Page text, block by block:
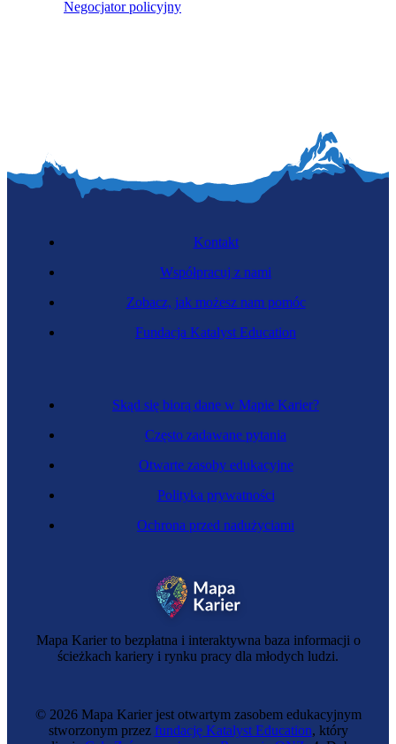
Negocjator policyjny
Mapa Karier to bezpłatna i interaktywna baza informacji o
ścieżkach kariery i rynku pracy dla młodych ludzi.
Skąd się biorą dane w Mapie Karier?
Często zadawane pytania
Otwarte zasoby edukacyjne
Polityka prywatności
Ochrona przed nadużyciami
Kontakt
Współpracuj z nami
Zobacz, jak możesz nam pomóc
Fundacja Katalyst Education
© 2026 Mapa Karier jest otwartym zasobem edukacyjnym
stworzonym przez fundację Katalyst Education, który